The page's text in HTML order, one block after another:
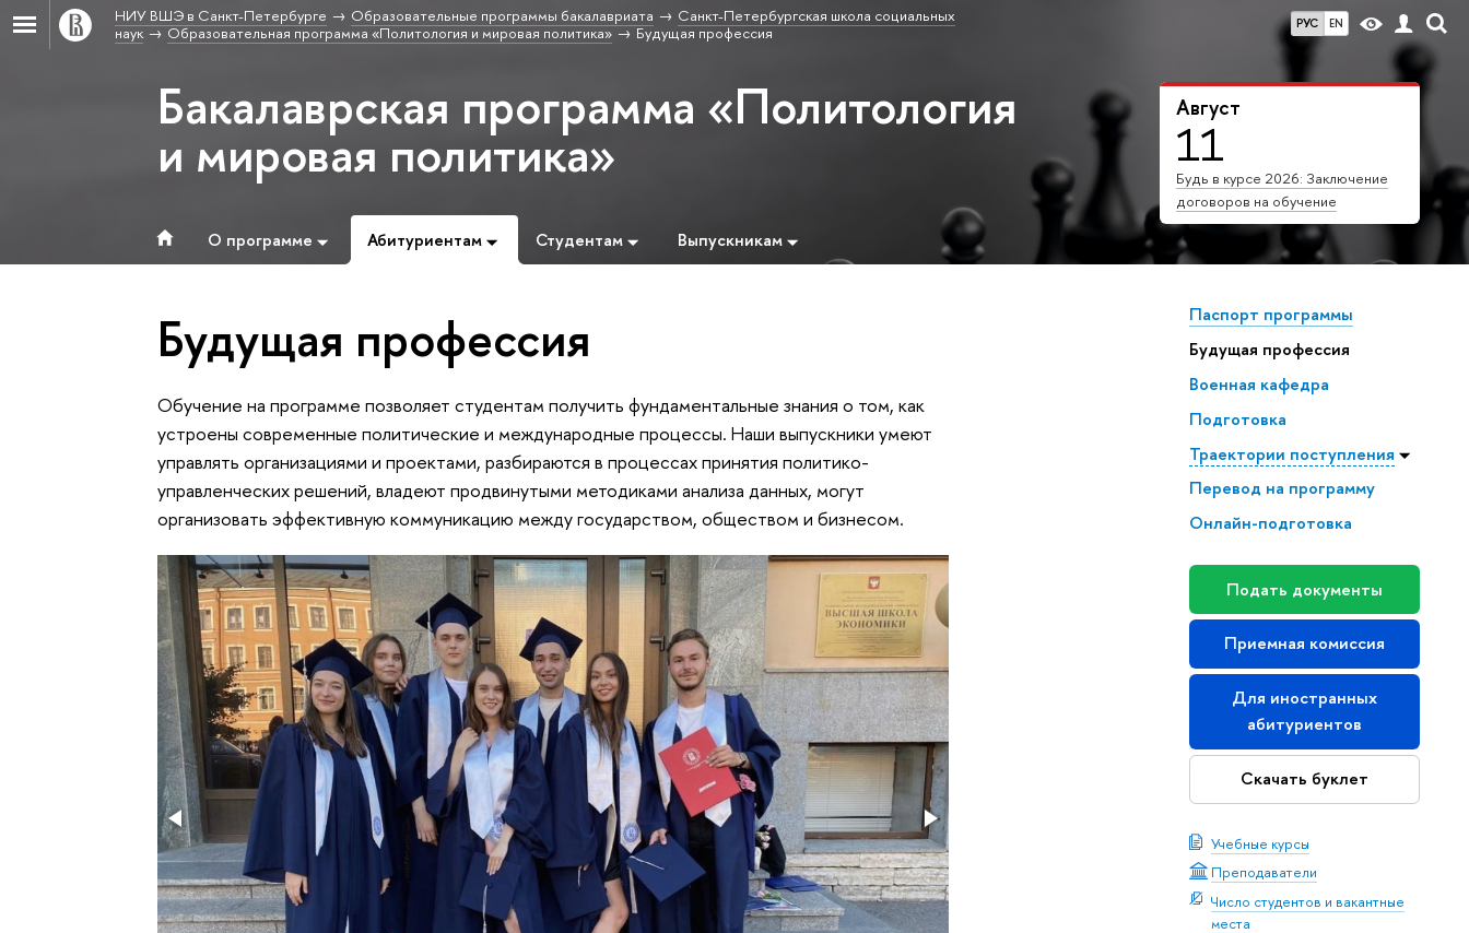
РУС EN
НИУ ВШЭ в Санкт-Петербурге Образовательные программы бакалавриата
Санкт-Петербургская школа социальных
наук
Образовательная программа «Политология и мировая политика» Будущая профессия
Август
11
Будь в курсе 2026: Заключение
договоров на обучение
Бакалаврская программа «Политология
и мировая политика»
О программе Абитуриентам Студентам Выпускникам
Паспорт программы
Будущая профессия
Военная кафедра
Подготовка
Траектории поступления
Перевод на программу
Онлайн-подготовка
Подать документы
Приемная комиссия
Для иностранных
абитуриентов
Скачать буклет
Учебные курсы
Преподаватели
Число студентов и вакантные
места
Будущая профессия
Обучение на программе позволяет студентам получить фундаментальные знания о том, как
устроены современные политические и международные процессы. Наши выпускники умеют
управлять организациями и проектами, разбираются в процессах принятия политико-
управленческих решений, владеют продвинутыми методиками анализа данных, могут
организовать эффективную коммуникацию между государством, обществом и бизнесом.